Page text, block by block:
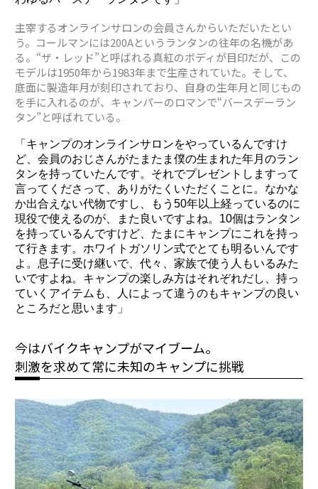
主宰するオンラインサロンの会員さんからいただいたとい
う。コールマンには200Aというランタンの往年の名機があ
る。“ザ・レッド”と呼ばれる真紅のボディが目印だが、この
モデルは1950年から1983年まで生産されていた。そして、
底面に製造年月が刻印されており、自身の生年月と同じもの
を手に入れるのが、キャンパーのロマンで“バースデーラン
タン”と呼ばれている。
「キャンプのオンラインサロンをやっているんですけ
ど、会員のおじさんがたまたま僕の生まれた年月のラン
タンを持っていたんです。それでプレゼントしますって
言ってくださって、ありがたくいただくことに。なかな
か出合えない代物ですし、もう50年以上経っているのに
現役で使えるのが、また良いですよね。10個はランタン
を持っているんですけど、たまにキャンプにこれを持っ
て行きます。ホワイトガソリン式でとても明るいんです
よ。息子に受け継いで、代々、家族で使う人もいるみた
いですよね。キャンプの楽しみ方はそれぞれだし、持っ
ていくアイテムも、人によって違うのもキャンプの良い
ところだと思います」
今はバイクキャンプがマイブーム。
刺激を求めて常に未知のキャンプに挑戦